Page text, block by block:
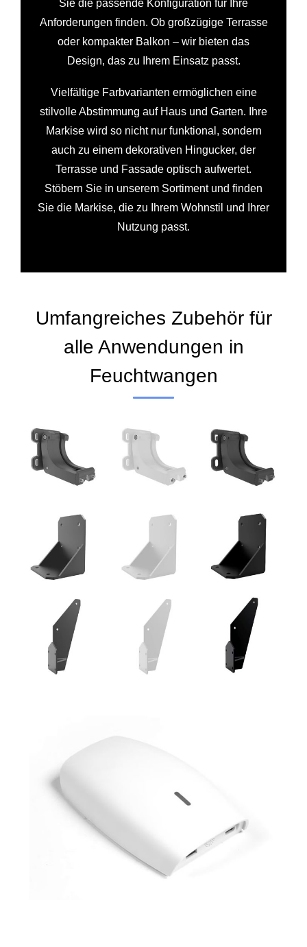
Sie die passende Konfiguration für Ihre
Anforderungen finden. Ob großzügige Terrasse
oder kompakter Balkon – wir bieten das
Design, das zu Ihrem Einsatz passt.
Vielfältige Farbvarianten ermöglichen eine
stilvolle Abstimmung auf Haus und Garten. Ihre
Markise wird so nicht nur funktional, sondern
auch zu einem dekorativen Hingucker, der
Terrasse und Fassade optisch aufwertet.
Stöbern Sie in unserem Sortiment und finden
Sie die Markise, die zu Ihrem Wohnstil und Ihrer
Nutzung passt.
Umfangreiches Zubehör für
alle Anwendungen in
Feuchtwangen